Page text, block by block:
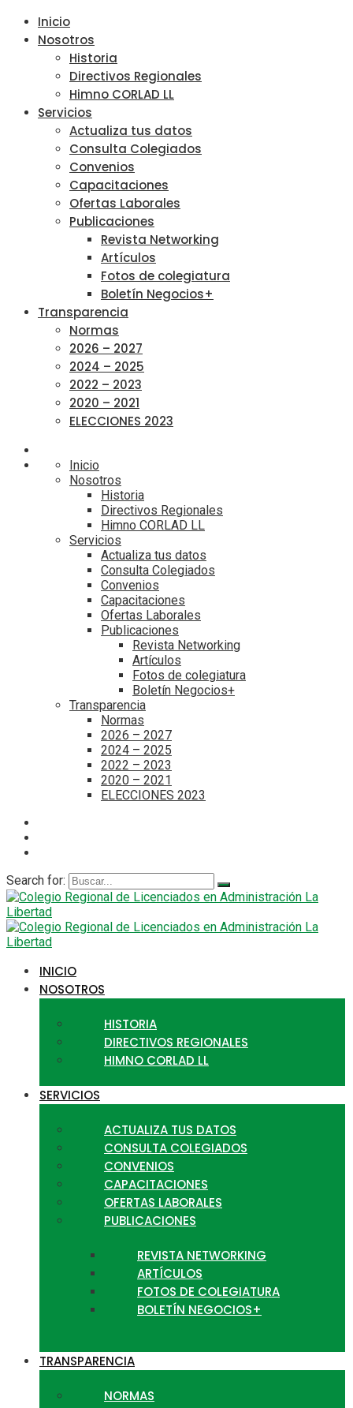
Inicio
Nosotros
Historia
Directivos Regionales
Himno CORLAD LL
Servicios
Actualiza tus datos
Consulta Colegiados
Convenios
Capacitaciones
Ofertas Laborales
Publicaciones
Revista Networking
Artículos
Fotos de colegiatura
Boletín Negocios+
Transparencia
Normas
2026 – 2027
2024 – 2025
2022 – 2023
2020 – 2021
ELECCIONES 2023
Inicio
Nosotros
Historia
Directivos Regionales
Himno CORLAD LL
Servicios
Actualiza tus datos
Consulta Colegiados
Convenios
Capacitaciones
Ofertas Laborales
Publicaciones
Revista Networking
Artículos
Fotos de colegiatura
Boletín Negocios+
Transparencia
Normas
2026 – 2027
2024 – 2025
2022 – 2023
2020 – 2021
ELECCIONES 2023
Search for:
INICIO
NOSOTROS
HISTORIA
DIRECTIVOS REGIONALES
HIMNO CORLAD LL
SERVICIOS
ACTUALIZA TUS DATOS
CONSULTA COLEGIADOS
CONVENIOS
CAPACITACIONES
OFERTAS LABORALES
PUBLICACIONES
REVISTA NETWORKING
ARTÍCULOS
FOTOS DE COLEGIATURA
BOLETÍN NEGOCIOS+
TRANSPARENCIA
NORMAS